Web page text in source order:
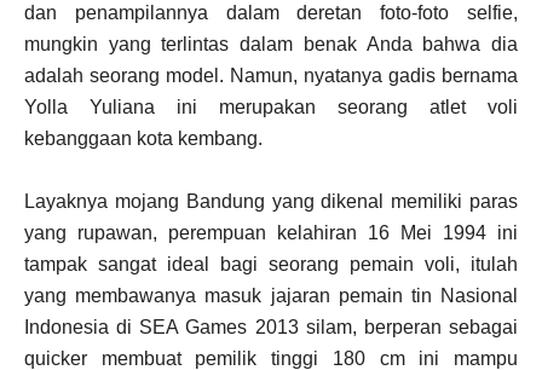
dan penampilannya dalam deretan foto-foto selfie,
mungkin yang terlintas dalam benak Anda bahwa dia
adalah seorang model. Namun, nyatanya gadis bernama
Yolla Yuliana ini merupakan seorang atlet voli
kebanggaan kota kembang.
Layaknya mojang Bandung yang dikenal memiliki paras
yang rupawan, perempuan kelahiran 16 Mei 1994 ini
tampak sangat ideal bagi seorang pemain voli, itulah
yang membawanya masuk jajaran pemain tin Nasional
Indonesia di SEA Games 2013 silam, berperan sebagai
quicker membuat pemilik tinggi 180 cm ini mampu